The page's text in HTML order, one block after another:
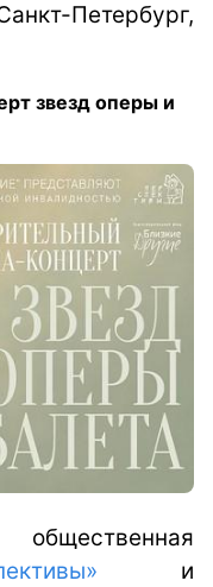
Петербург,
звезд оперы и
и